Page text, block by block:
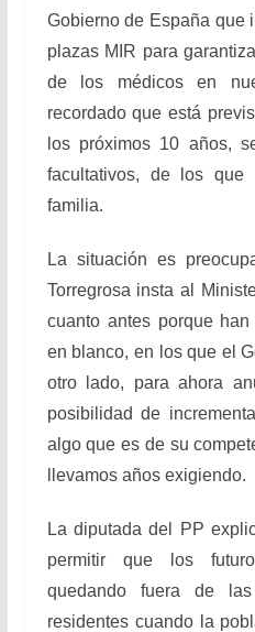
Gobierno de España que
plazas MIR para
de los médicos en
recordado que está
los próximos 10 años,
facultativos, de los que
familia.
La situación es
Torregrosa insta al
cuanto antes porque
en blanco, en los que el
otro lado, para ahora
posibilidad de
algo que es de su
llevamos años exigiendo.
La diputada del PP
permitir que los
quedando fuera de
residentes cuando la